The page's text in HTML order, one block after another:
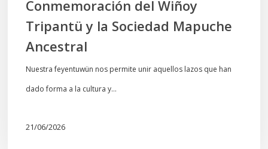
Conmemoración del Wiñoy
Tripantü y la Sociedad Mapuche
Ancestral
Nuestra feyentuwün nos permite unir aquellos lazos que han
dado forma a la cultura y…
21/06/2026